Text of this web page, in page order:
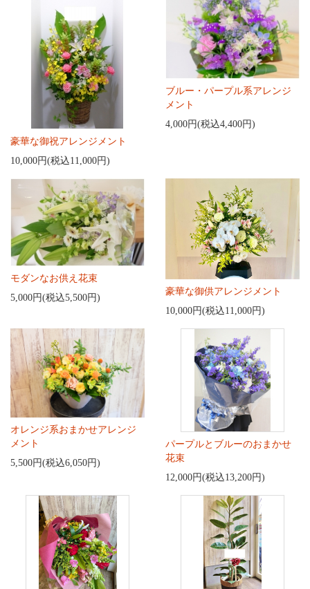
豪華な御祝アレンジメント
10,000円(税込11,000円)
ブルー・パープル系アレンジ
メント
4,000円(税込4,400円)
モダンなお供え花束
5,000円(税込5,500円)
豪華な御供アレンジメント
10,000円(税込11,000円)
オレンジ系おまかせアレンジ
メント
5,500円(税込6,050円)
パープルとブルーのおまかせ
花束
12,000円(税込13,200円)